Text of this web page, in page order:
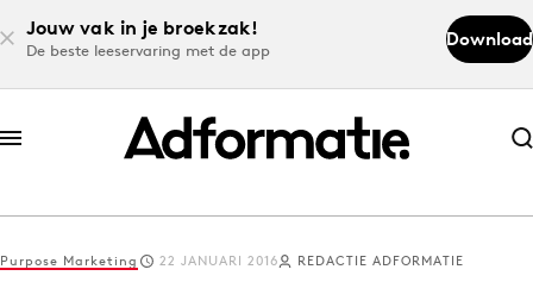
Jouw vak in je broekzak!
De beste leeservaring met de app
Download
Abonneer nu
Abonneer nu
Log in
Purpose Marketing 22 JANUARI 2016 REDACTIE ADFORMATIE